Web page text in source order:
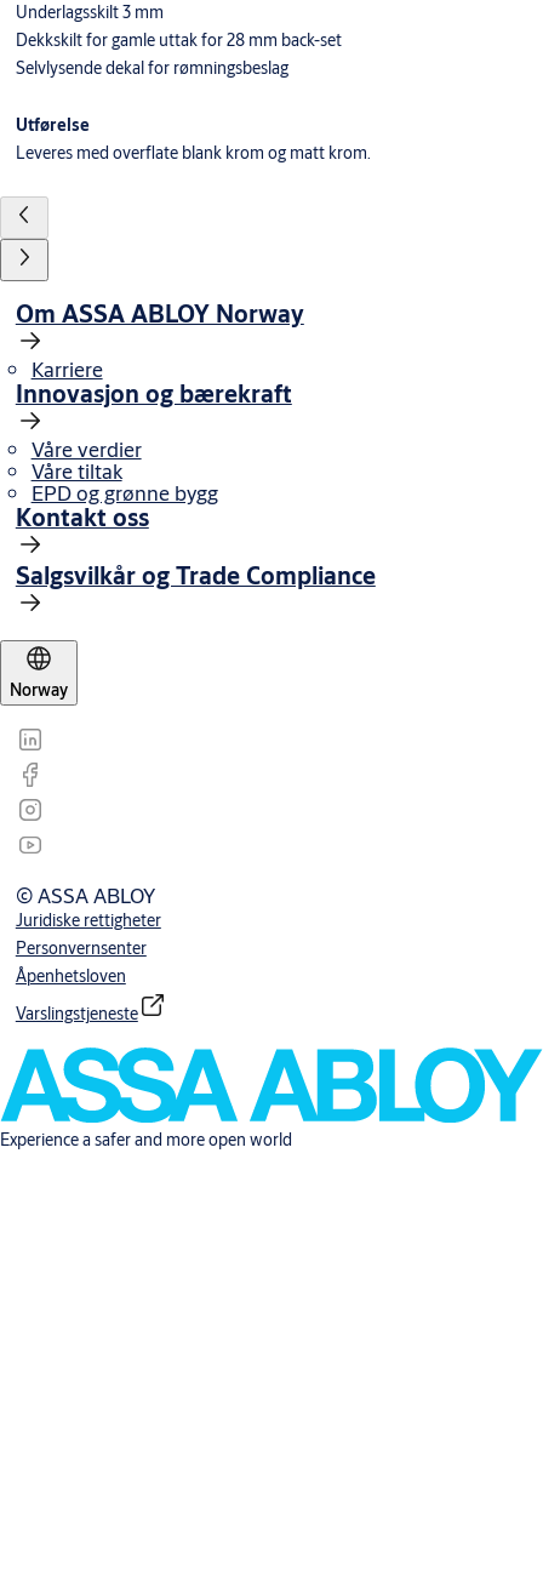
Underlagsskilt 3 mm
Dekkskilt for gamle uttak for 28 mm back-set
Selvlysende dekal for rømningsbeslag
Utførelse
Leveres med overflate blank krom og matt krom.
Om ASSA ABLOY Norway
Karriere
Innovasjon og bærekraft
Våre verdier
Våre tiltak
EPD og grønne bygg
Kontakt oss
Salgsvilkår og Trade Compliance
Norway
© ASSA ABLOY
Juridiske rettigheter
Personvernsenter
Åpenhetsloven
Varslingstjeneste
Experience a safer and more open world